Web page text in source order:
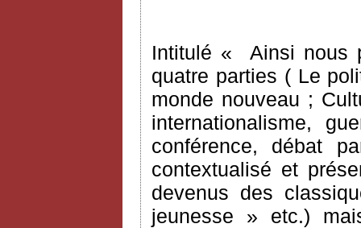
Intitulé « Ainsi nous
quatre parties ( Le
monde nouveau ;
internationalisme,
conférence, débat
contextualisé et
devenus des
jeunesse » etc.)